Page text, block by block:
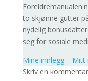
to skjønne gutter
nydelig
seg for sosiale
Mine innlegg– Mitt
Skriv en